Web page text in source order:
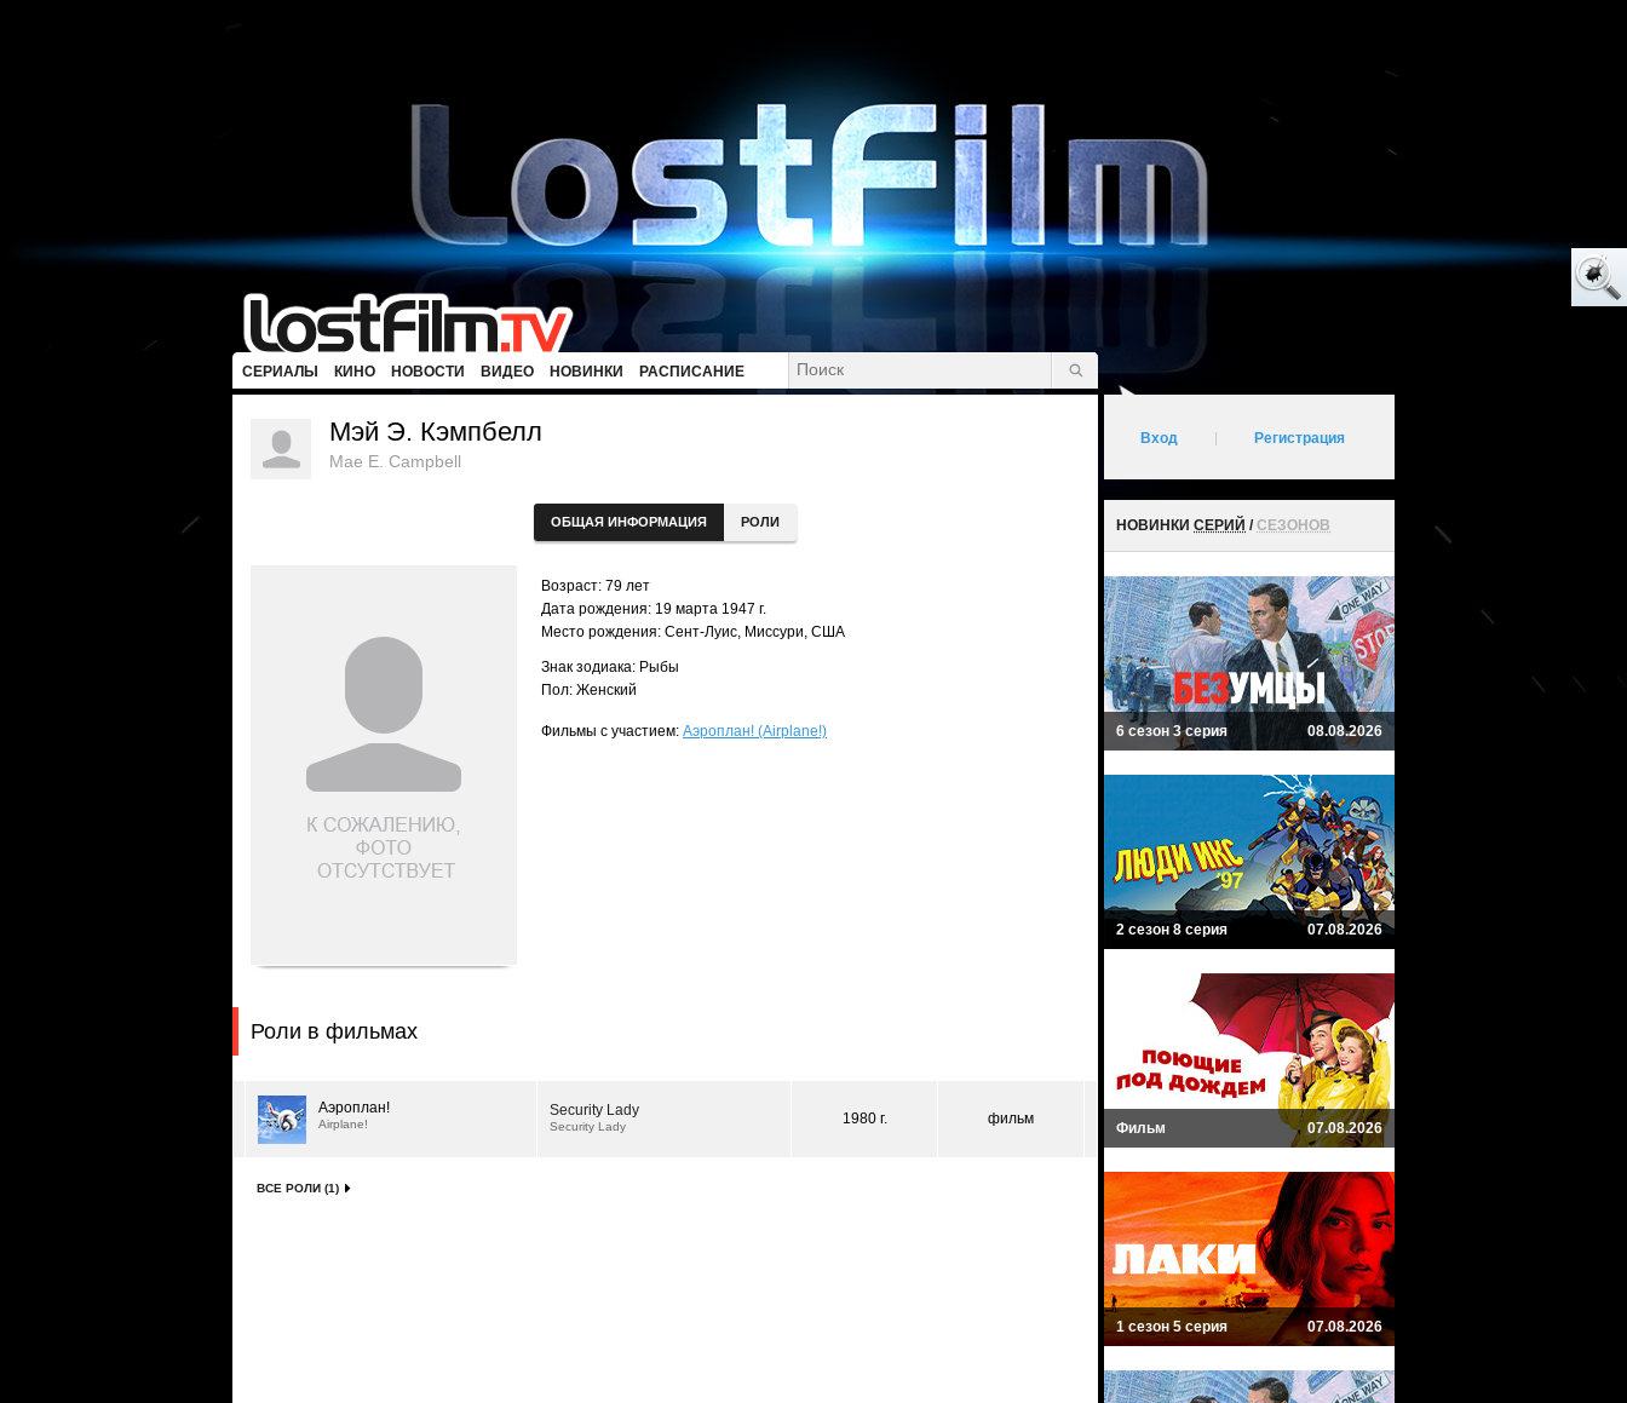
СЕРИАЛЫ КИНО НОВОСТИ ВИДЕО НОВИНКИ РАСПИСАНИЕ
Мэй Э. Кэмпбелл
Mae E. Campbell
ОБЩАЯ ИНФОРМАЦИЯ РОЛИ
Возраст: 79 лет
Дата рождения: 19 марта 1947 г.
Место рождения: Сент-Луис, Миссури, США
Знак зодиака: Рыбы
Пол: Женский
Фильмы с участием: Аэроплан! (Airplane!)
Роли в фильмах
Аэроплан!
Airplane!
Security Lady
Security Lady 1980 г. фильм
ВСЕ РОЛИ (1)
Вход Регистрация
НОВИНКИ СЕРИЙ /СЕЗОНОВ
6 сезон 3 серия 08.08.2026
2 сезон 8 серия 07.08.2026
Фильм 07.08.2026
1 сезон 5 серия 07.08.2026